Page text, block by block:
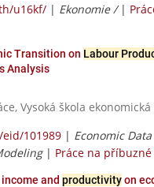
u16kf/ | Ekonomie / |
Transition on Labour
Analysis
Vysoká škola ekonomická
101989 | Economic
| Práce na
income and productivityon